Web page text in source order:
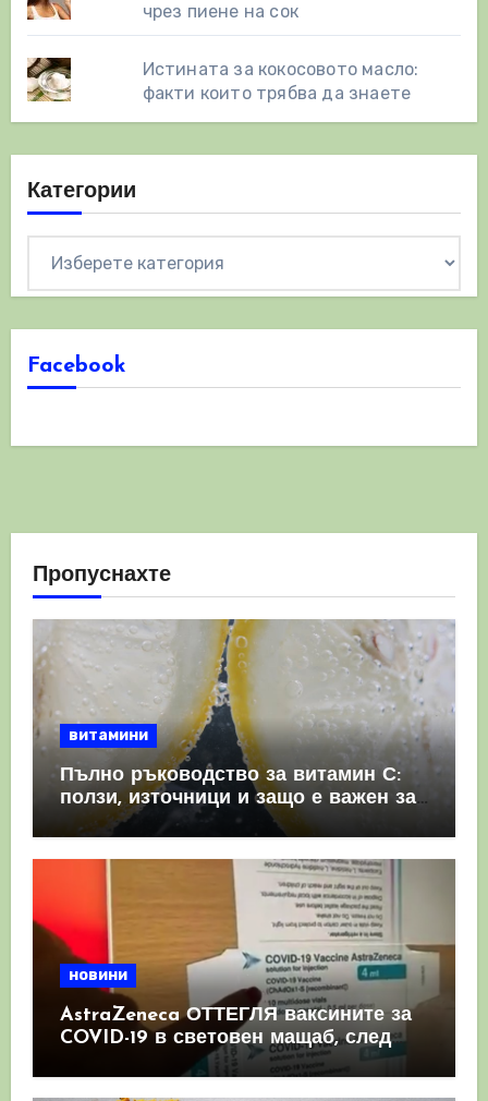
чрез пиене на сок
Истината за кокосовото масло:
факти които трябва да знаете
Категории
Facebook
Пропуснахте
витамини
Пълно ръководство за витамин С:
ползи, източници и защо е важен за
имунната система
новини
AstraZeneca ОТТЕГЛЯ ваксините за
COVID-19 в световен мащаб, след
като призна, че те причиняват
КРЪВНИ съсиреци